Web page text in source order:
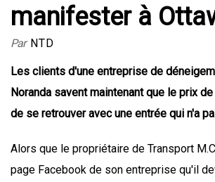
manifester à
Par NTD
Les clients d'une entreprise de
Noranda savent maintenant que le prix
de se retrouver avec une entrée qui n'a
Alors que le propriétaire de Transport
page Facebook de son entreprise qu'il